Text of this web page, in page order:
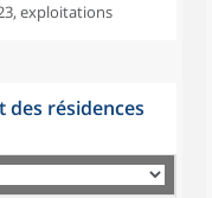
exploitations
des résidences